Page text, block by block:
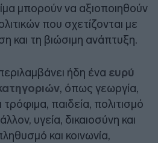
μπορούν να αξιοποιηθούν
που σχετίζονται με
και τη βιώσιμη ανάπτυξη.
ήδη ένα ευρύ
, όπως γεωργία,
τρόφιμα, παιδεία, πολιτισμό
υγεία, δικαιοσύνη και
και κοινωνία,